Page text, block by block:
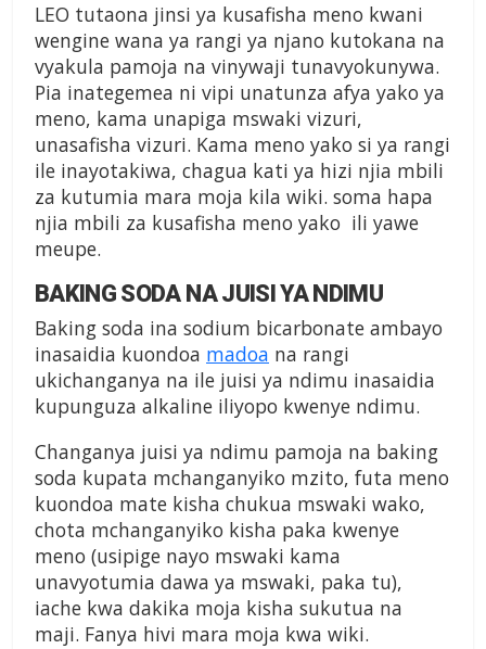
LEO tutaona jinsi ya kusafisha meno kwani
wengine wana ya rangi ya njano kutokana na
vyakula pamoja na vinywaji tunavyokunywa.
Pia inategemea ni vipi unatunza afya yako ya
meno, kama unapiga mswaki vizuri,
unasafisha vizuri. Kama meno yako si ya rangi
ile inayotakiwa, chagua kati ya hizi njia mbili
za kutumia mara moja kila wiki. soma hapa
njia mbili za kusafisha meno yako ili yawe
meupe.
BAKING SODA NA JUISI YA NDIMU
Baking soda ina sodium bicarbonate ambayo
inasaidia kuondoa madoa na rangi
ukichanganya na ile juisi ya ndimu inasaidia
kupunguza alkaline iliyopo kwenye ndimu.
Changanya juisi ya ndimu pamoja na baking
soda kupata mchanganyiko mzito, futa meno
kuondoa mate kisha chukua mswaki wako,
chota mchanganyiko kisha paka kwenye
meno (usipige nayo mswaki kama
unavyotumia dawa ya mswaki, paka tu),
iache kwa dakika moja kisha sukutua na
maji. Fanya hivi mara moja kwa wiki.